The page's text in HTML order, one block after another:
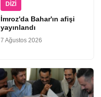
DIZI
İmroz'da Bahar'ın afişi
yayınlandı
7 Ağustos 2026